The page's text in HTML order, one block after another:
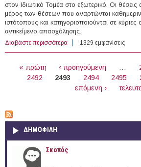
στον Ιδιωτικό Τομέα στο εξωτερικό. Οι
μέρος των θέσεων που αναρτώνται
ιστότοπους και κατηγοριοποιούνται σε
αντικείμενο απασχόλησης.
Διαβάστε περισσότερα για 64 θέσεις εργασίας
εξωτερικό (19/08/2015)
1329 εμφανίσεις
« πρώτη ‹ προηγούμενη …
2492
2493 2494 2495
επόμενη ›
ΔΗΜΟΦΙΛΗ
Σκοπός